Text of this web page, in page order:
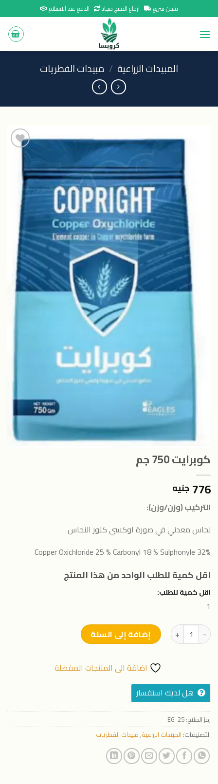
to
content
شحن سريع ارجاع المنتج مجانا الدفع عند الاستلام
المبيدات الزراعية / مبيدات الفطريات
اضافة
المنتجات
المفضلة
كوبرايت 750 جم
776 جنيه
التركيب (وزن/وزن):
نحاس معدني في صورة اوكسي كلور النحاس
%Copper Oxichloride 25 % Carbonyl 18 % Sulphonyle 32
اقل كمية للطلب الواحد من هذا المنتج
اقل كمية للطلب:
1
كمية كوبرايت 750 جم إضافة إلى السلة
اضافة الى المنتجات المفضلة
هل لديك استفسار
رمز المنتج:EG-25
التصنيفات: المبيدات الزراعية,مبيدات الفطريات